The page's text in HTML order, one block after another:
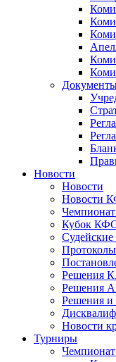
Новости
Новости
Новости
Кубок
Судейские
Решения
Решения
Решения и
Новости
Турниры